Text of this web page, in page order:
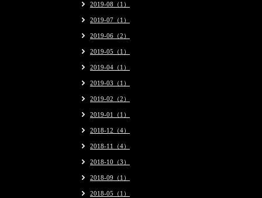
2019-08（1）
2019-07（1）
2019-06（2）
2019-05（1）
2019-04（1）
2019-03（1）
2019-02（2）
2019-01（1）
2018-12（4）
2018-11（4）
2018-10（3）
2018-09（1）
2018-05（1）